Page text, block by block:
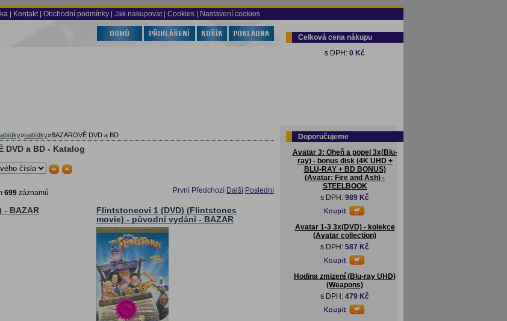
Kontakt Obchodní podmínky Jak nakupovat | Cookies | Nastavení cookies
Celková cena nákupu
s DPH: 0 Kč
»nabídky»BAZAROVÉ DVD a BD
DVD a BD - Katalog
699 záznamů První Předchozí Další Poslední
- BAZAR
Flintstoneovi 1 (DVD) (Flintstones
movie) - původní vydání - BAZAR
Doporučujeme
Avatar 3: Oheň a popel 3x(Blu-
ray) - bonus disk (4K UHD +
BLU-RAY + BD BONUS)
(Avatar: Fire and Ash) -
STEELBOOK
s DPH: 989 Kč
Avatar 1-3 3x(DVD) - kolekce
(Avatar collection)
s DPH: 587 Kč
Hodina zmizení (Blu-ray UHD)
(Weapons)
s DPH: 479 Kč